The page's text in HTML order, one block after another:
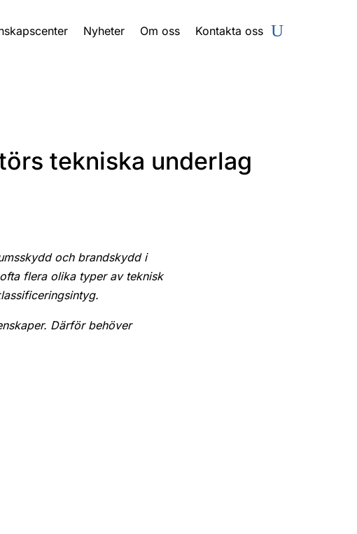
Nyheter Om oss Kontakta oss
tekniska underlag
och brandskydd i
flera olika typer av teknisk
Därför behöver